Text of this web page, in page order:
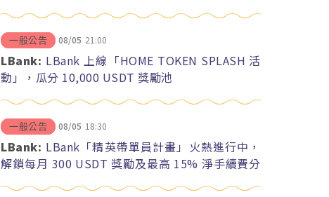
一般公告 08/05 21:00
LBank: LBank 上線「HOME TOKEN SPLASH 活
動」，瓜分 10,000 USDT 獎勵池
一般公告 08/05 18:30
LBank: LBank「精英帶單員計畫」火熱進行中，
解鎖每月 300 USDT 獎勵及最高 15% 淨手續費分